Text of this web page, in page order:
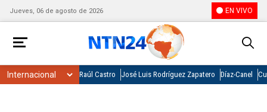
Jueves, 06 de agosto de 2026 EN VIVO
Raúl Castro José Luis Rodríguez Zapatero Díaz-Canel